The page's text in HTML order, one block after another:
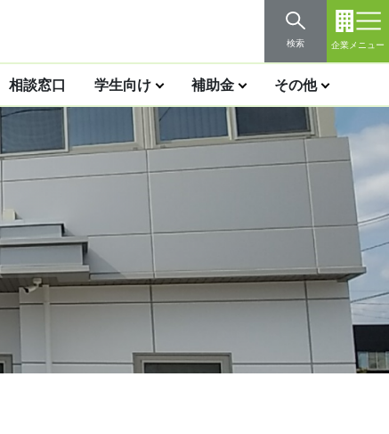
検索 企業メニュー
相談窓口 学生向け 補助金 その他